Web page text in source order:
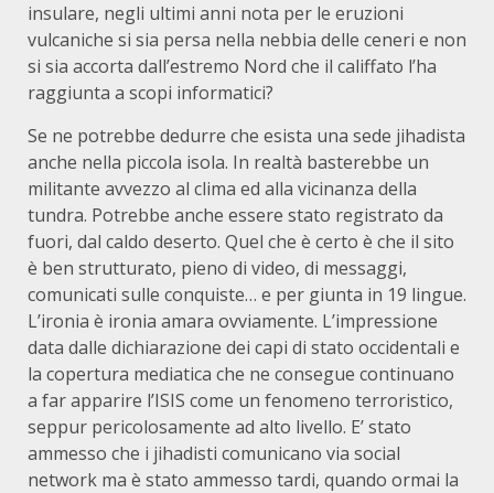
insulare, negli ultimi anni nota per le eruzioni
vulcaniche si sia persa nella nebbia delle ceneri e non
si sia accorta dall’estremo Nord che il califfato l’ha
raggiunta a scopi informatici?
Se ne potrebbe dedurre che esista una sede jihadista
anche nella piccola isola. In realtà basterebbe un
militante avvezzo al clima ed alla vicinanza della
tundra. Potrebbe anche essere stato registrato da
fuori, dal caldo deserto. Quel che è certo è che il sito
è ben strutturato, pieno di video, di messaggi,
comunicati sulle conquiste… e per giunta in 19 lingue.
L’ironia è ironia amara ovviamente. L’impressione
data dalle dichiarazione dei capi di stato occidentali e
la copertura mediatica che ne consegue continuano
a far apparire l’ISIS come un fenomeno terroristico,
seppur pericolosamente ad alto livello. E’ stato
ammesso che i jihadisti comunicano via social
network ma è stato ammesso tardi, quando ormai la